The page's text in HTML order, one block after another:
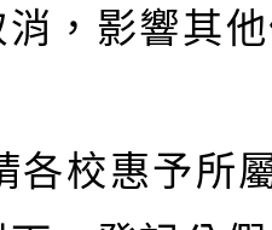
消，影響其
校惠予所